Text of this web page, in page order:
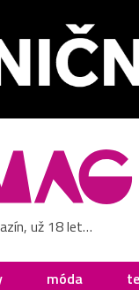
už 18 let…
móda